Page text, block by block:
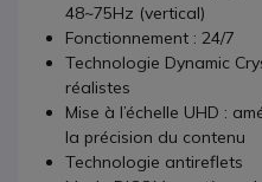
48~75Hz (vertical)
Fonctionnement : 24/7
Technologie Dynamic
réalistes
Mise à l’échelle UHD :
la précision du contenu
Technologie antireflets